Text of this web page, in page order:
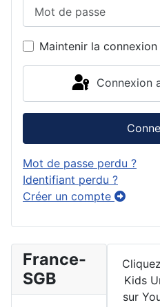
Maintenir la connexion
Connexion
Mot de passe perdu ?
Identifiant perdu ?
Créer un compte
France-
SGB
Kids
sur